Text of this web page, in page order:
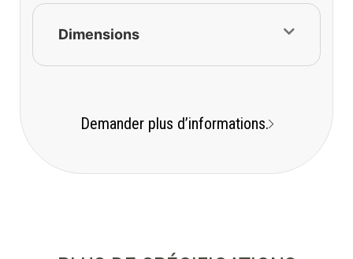
Dimensions
Demander plus d’informations.